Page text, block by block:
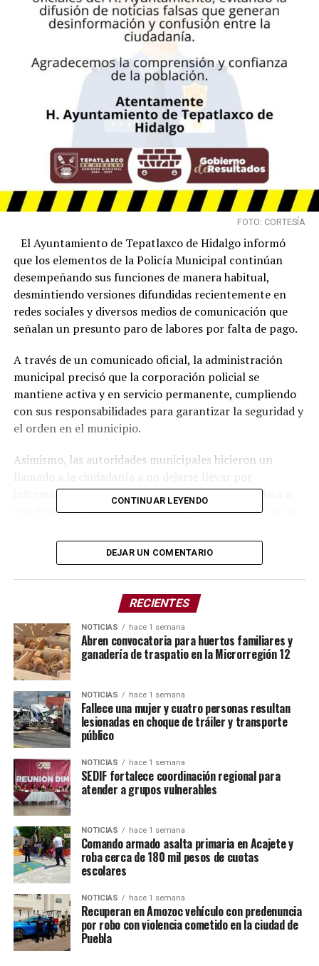
FOTO: CORTESÍA
El Ayuntamiento de Tepatlaxco de Hidalgo informó
que los elementos de la Policía Municipal continúan
desempeñando sus funciones de manera habitual,
desmintiendo versiones difundidas recientemente en
redes sociales y diversos medios de comunicación que
señalan un presunto paro de labores por falta de pago.
A través de un comunicado oficial, la administración
municipal precisó que la corporación policial se
mantiene activa y en servicio permanente, cumpliendo
con sus responsabilidades para garantizar la seguridad y
el orden en el municipio.
Asimismo, las autoridades municipales hicieron un
información sin sustento y a verificar cualquier dato a
través de los canales oficiales del Ayuntamiento, con el
generan confusión y desinformación entre la población.
El gobierno municipal reiteró su compromiso con la
transparencia y con la seguridad de las y los habitantes
de Tepatlaxco de Hidalgo.
TEMAS RELACIONADOS POLICIA TEPATLAXCO DE HIDALGO
Policías municipales de Tepatlaxco de Hidalgo se
inconforman por pago de aguinaldo; autoridades logran
acuerdos
Benefician a 28 pequeños productores de la
Microrregión 17 con paquetes de herramientas
agrícolas
CONTINUAR LEYENDO
DEJAR UN COMENTARIO
RECIENTES
NOTICIAS hace 1 semana
Abren convocatoria para huertos familiares y
ganadería de traspatio en la Microrregión 12
NOTICIAS hace 1 semana
Fallece una mujer y cuatro personas resultan
lesionadas en choque de tráiler y transporte
público
NOTICIAS hace 1 semana
SEDIF fortalece coordinación regional para
atender a grupos vulnerables
NOTICIAS hace 1 semana
Comando armado asalta primaria en Acajete y
roba cerca de 180 mil pesos de cuotas
escolares
NOTICIAS hace 1 semana
Recuperan en Amozoc vehículo con predenuncia
por robo con violencia cometido en la ciudad de
Puebla